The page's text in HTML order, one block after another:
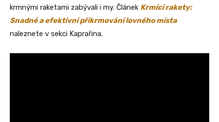
krmnými raketami zabývali i my. Článek Krmící rakety:
Snadné a efektivní přikrmování lovného místa
naleznete v sekci Kaprařina.